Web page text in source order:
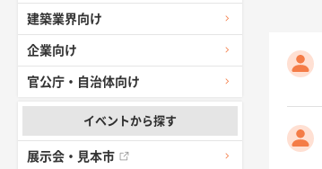
建築業界向け
企業向け
官公庁・自治体向け
イベントから探す
展示会・見本市